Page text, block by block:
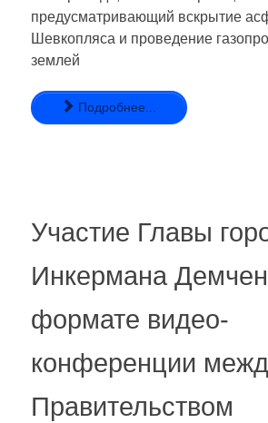
предусматривающий вскрытие
Шевкопляса и проведение
землей
Подробнее...
Участие Главы
Инкермана
формате видео-
конференции
Правительством